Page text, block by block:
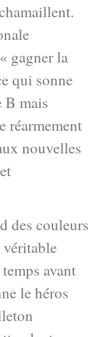
gagner la
qui sonne
B mais
réarmement
nouvelles
des couleurs
véritable
avant
le héros